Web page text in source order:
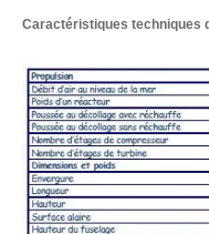
Caractéristiques techniques